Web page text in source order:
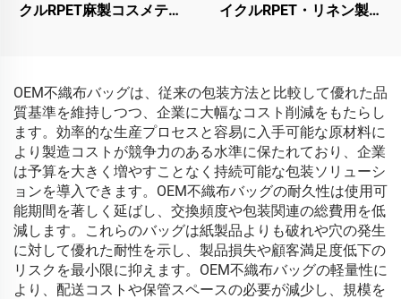
クルRPET麻製コスメティ
商品
イクルRPET・リネン製コ
OEM不織布バッグは、従来の包装方法と比較して優れた品
質基準を維持しつつ、企業に大幅なコスト削減をもたらし
ます。効率的な生産プロセスと容易に入手可能な原材料に
より製造コストが競争力のある水準に保たれており、企業
は予算を大きく増やすことなく持続可能な包装ソリューシ
ョンを導入できます。OEM不織布バッグの耐久性は使用可
能期間を著しく延ばし、交換頻度や包装関連の総費用を低
減します。これらのバッグは紙製品よりも破れや穴の発生
に対して優れた耐性を示し、製品損失や顧客満足度低下の
リスクを最小限に抑えます。OEM不織布バッグの軽量性に
より、配送コストや保管スペースの必要が減少し、規模を